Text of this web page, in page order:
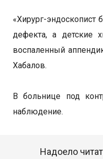
«Хирург-
дефекта, а детские
воспаленный
Хабалов.
В больнице под
наблюдение.
Надоело